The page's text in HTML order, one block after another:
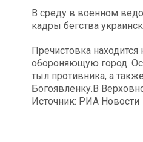
В среду в военном
кадры бегства
Пречистовка
обороняющую город.
тыл противника, а
Богоявленку.В
Источник: РИА Новости